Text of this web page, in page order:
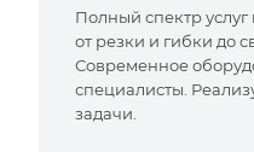
Полный спектр
от резки и гибки до
Современное
специалисты.
задачи.